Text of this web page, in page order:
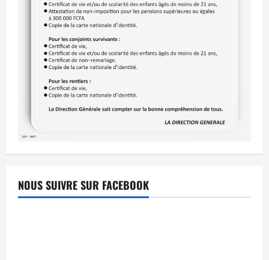
NOUS SUIVRE SUR FACEBOOK